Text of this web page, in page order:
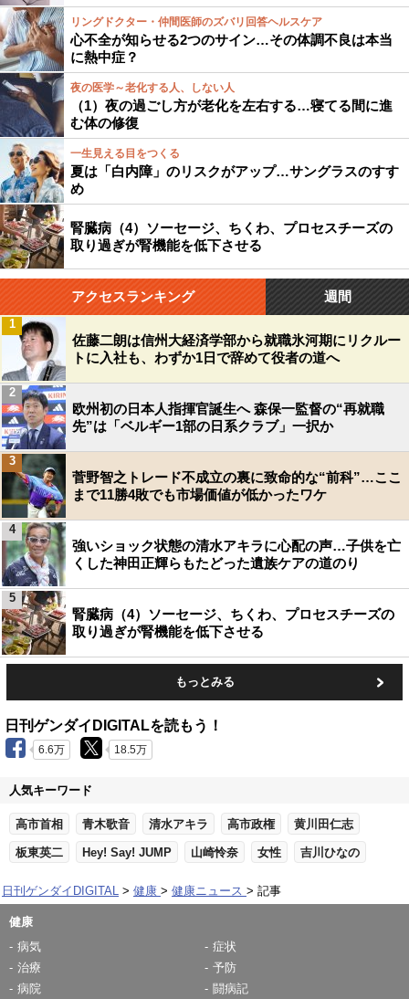
リングドクター・仲間医師のズバリ回答ヘルスケア
心不全が知らせる2つのサイン…その体調不良は本当
に熱中症？
夜の医学～老化する人、しない人
（1）夜の過ごし方が老化を左右する…寝てる間に進
む体の修復
一生見える目をつくる
夏は「白内障」のリスクがアップ…サングラスのすす
め
腎臓病（4）ソーセージ、ちくわ、プロセスチーズの
取り過ぎが腎機能を低下させる
アクセスランキング 週間
佐藤二朗は信州大経済学部から就職氷河期にリクルー
トに入社も、わずか1日で辞めて役者の道へ
1
欧州初の日本人指揮官誕生へ 森保一監督の“再就職
先”は「ベルギー1部の日系クラブ」一択か
2
菅野智之トレード不成立の裏に致命的な“前科”…ここ
まで11勝4敗でも市場価値が低かったワケ
3
強いショック状態の清水アキラに心配の声…子供を亡
くした神田正輝らもたどった遺族ケアの道のり
4
腎臓病（4）ソーセージ、ちくわ、プロセスチーズの
取り過ぎが腎機能を低下させる
5
もっとみる
日刊ゲンダイDIGITALを読もう！
6.6万 18.5万
人気キーワード
高市首相 青木歌音 清水アキラ 高市政権 黄川田仁志
板東英二 Hey! Say! JUMP 山崎怜奈 女性 吉川ひなの
日刊ゲンダイDIGITAL 健康 健康ニュース 記事
健康
病気
症状
治療
予防
病院
闘病記